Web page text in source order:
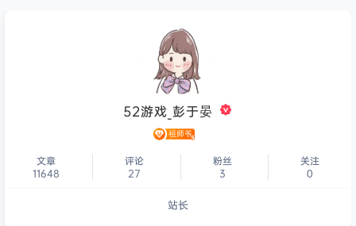
52游戏_彭于晏
文章
11648
评论
27
粉丝
3
关注
0
站长